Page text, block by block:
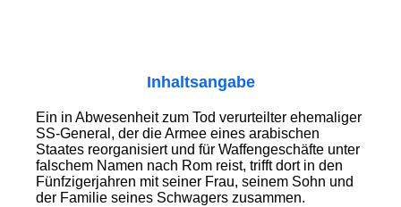
Inhaltsangabe
Ein in Abwesenheit zum Tod verurteilter ehemaliger
SS-General, der die Armee eines arabischen
Staates reorganisiert und für Waffengeschäfte unter
falschem Namen nach Rom reist, trifft dort in den
Fünfzigerjahren mit seiner Frau, seinem Sohn und
der Familie seines Schwagers zusammen.